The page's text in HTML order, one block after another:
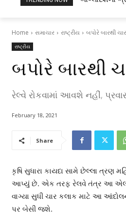
Home સમાચાર રાષ્ટ્રીય બપોરે બારથી
રાષ્ટ્રીય
બપોરે બારથી
રેલ્વે રોકવામાં આવશે નહીં,
February 18, 2021
Share
કૃષિ સુધારા કાયદા સામે છેલ્લા ત્રણ
આપ્યું છે. એક તરફ રેલવે તંત્ર આ
વાગ્યા સુધી ચાર કલાક માટે આ
પર બેસી જશે.